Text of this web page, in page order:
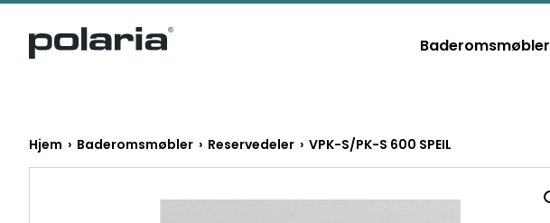
https://polaria.fi/name Baderomsmøbler
Hjem › Baderomsmøbler › Reservedeler › VPK-S/PK-S 600 SPEIL